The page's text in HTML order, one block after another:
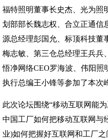
福特照明董事长史杰、光为照
划部部长魏志权、合立正通信
源总经理彭国允、标顶科技董
梅志敏、第三仓总经理王兵兵
悟净网络CEO罗海波、伟阳照
执行总编王小锋等参加了本次
此次论坛围绕“移动互联网能
中国工厂如何把移动互联网与
业)如何把握好互联网和工厂